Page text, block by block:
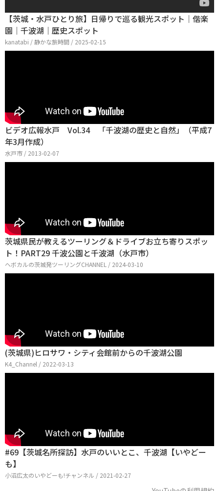
【茨城・水戸ひとり旅】日帰りで巡る観光スポット｜偕楽
園｜千波湖｜歴史スポット
kanatabi / 静かな旅時間 / 2025-02-15
ビデオ広報水戸 Vol.34 「千波湖の歴史と自然」（平成7
年3月作成）
水戸市 / 2013-02-07
茨城県民が教えるツーリング＆ドライブお立ち寄りスポッ
ト！PART29 千波公園と千波湖（水戸市）
ヘボカルの茨城発ツーリングCHANNEL / 2024-03-10
(茨城県)ヒロサワ・シティ会館前からの千波湖公園
K4_Channel / 2022-03-13
#69【茨城名所探訪】水戸のいいとこ、千波湖【いやどー
も】
小沼広太のいやどーも!チャンネル / 2021-02-27